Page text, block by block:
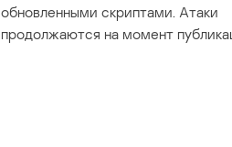
обновленными скриптами. Атаки
продолжаются на момент